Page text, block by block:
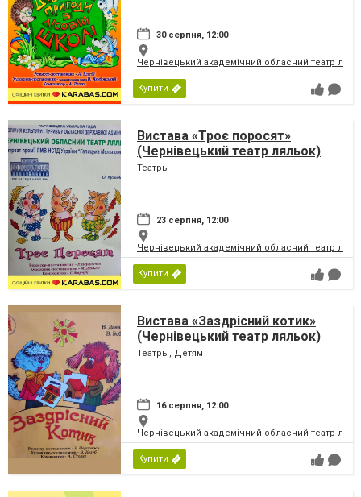
30 серпня, 12:00
Чернівецький академічний обласний театр
Купити
Вистава «Троє поросят»
(Чернівецький театр ляльок)
Театры
23 серпня, 12:00
Чернівецький академічний обласний театр
Купити
Вистава «Заздрісний котик»
(Чернівецький театр ляльок)
Театры, Детям
16 серпня, 12:00
Чернівецький академічний обласний театр
Купити